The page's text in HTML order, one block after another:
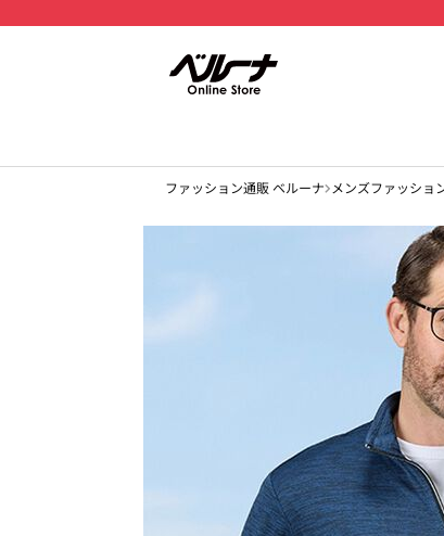
ファッション通販 ベルーナ メンズファッショ